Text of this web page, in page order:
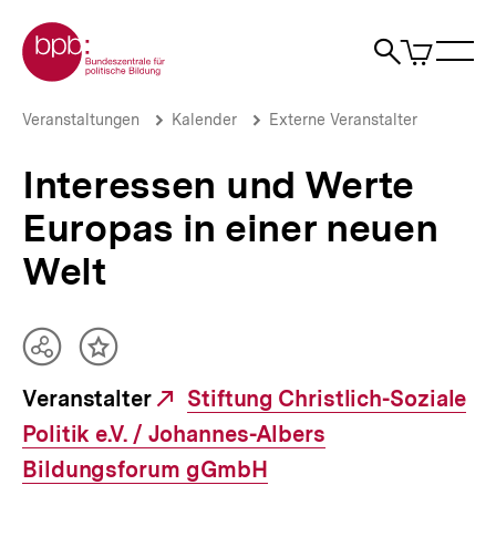
zum
Seiteninhalt
springen
Zur Startseite der bpb
Suche
Artikel
im
Interessen
Europas
einer
neuen
Welt
Brotkrümelnavigation
Pfadnavigation
Veranstaltungen Kalender Externe Veranstalter
Interessen und Werte
Europas in einer neuen
Welt
Veranstalter
Externer
Link:
Stiftung Christlich-Soziale
Politik e.V. / Johannes-Albers
Bildungsforum gGmbH
Teilen
Optionen
anzeigen
Inhalt
merken